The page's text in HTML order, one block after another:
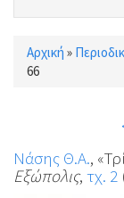
Είστε εδώ
Αρχική »
66
Νάσης Θ.Α.,
Εξώπολις, τχ. 2